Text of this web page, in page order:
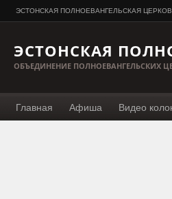
ЭСТОНСКАЯ ПОЛНОЕВАНГЕЛЬСКАЯ
ЭСТОНСКАЯ
ОБЪЕДИНЕНИЕ ПОЛНОЕВАНГЕЛЬСКИХ
Главная Афиша Видео